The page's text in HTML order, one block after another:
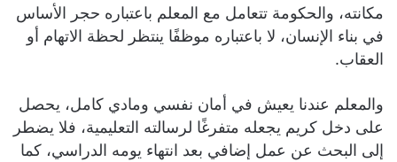
مكانته، والحكومة تتعامل مع المعلم باعتباره حجر الأساس
في بناء الإنسان، لا باعتباره موظفًا ينتظر لحظة الاتهام أو
العقاب.
والمعلم عندنا يعيش في أمان نفسي ومادي كامل، يحصل
على دخل كريم يجعله متفرغًا لرسالته التعليمية، فلا يضطر
إلى البحث عن عمل إضافي بعد انتهاء يومه الدراسي، كما